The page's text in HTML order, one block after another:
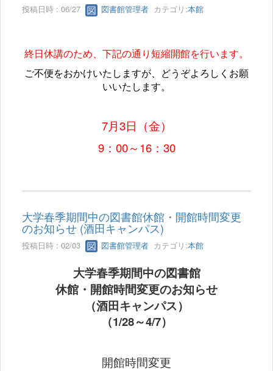
投稿日時 : 06/27 図書館管理者 カテゴリ:本館
終日休講のため、下記の通り短縮開館を行います。
ご不便をおかけいたしますが、どうぞよろしくお願
いいたします。
7月3日（金）
9：00～16：30
大学春季期間中の図書館休館・開館時間変更
のお知らせ (酒田キャンパス)
投稿日時 : 02/03 図書館管理者 カテゴリ:本館
大学春季期間中の図書館
休館・開館時間変更のお知らせ
（酒田キャンパス）
（1/28～4/7）
開館時間変更